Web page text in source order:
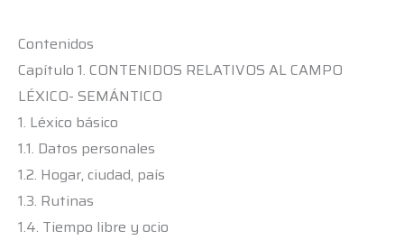
Contenidos
Capítulo 1. CONTENIDOS RELATIVOS AL CAMPO
LÉXICO- SEMÁNTICO
1. Léxico básico
1.1. Datos personales
1.2. Hogar, ciudad, país
1.3. Rutinas
1.4. Tiempo libre y ocio